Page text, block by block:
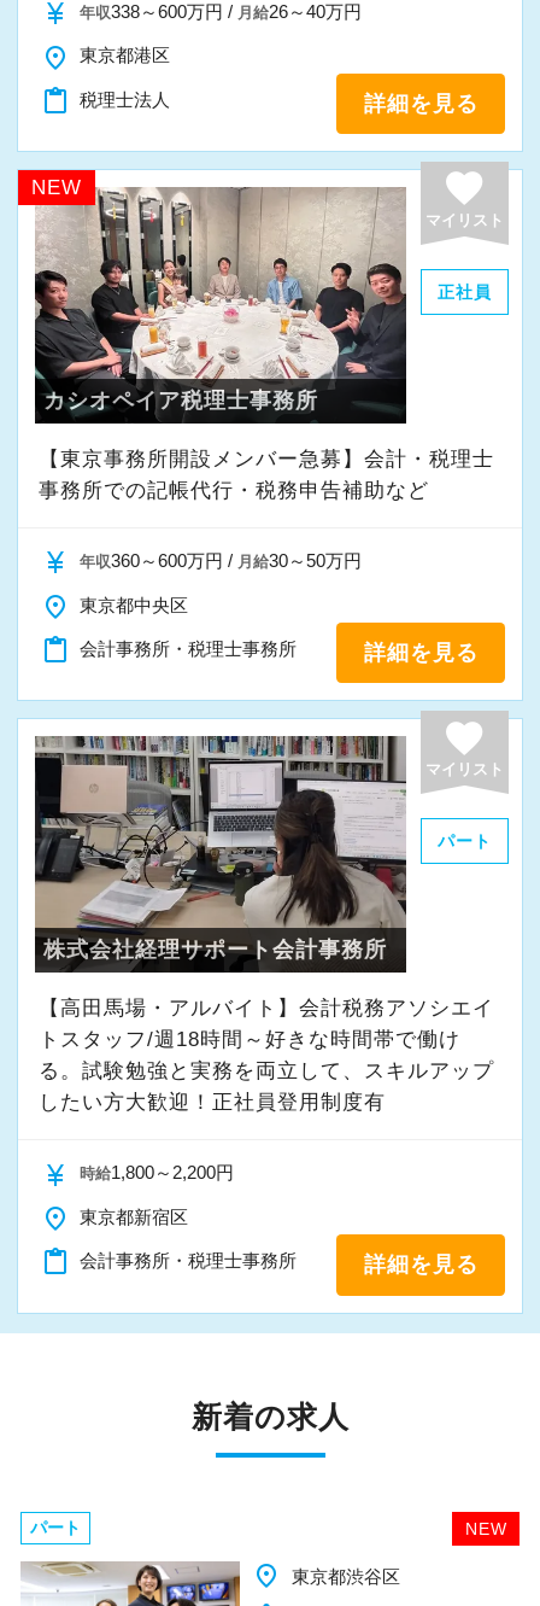
を感じながら、安心して長く働ける事務所であ
りたいと考えています。
私たちと一緒に成長しながら働いてみません
か。
ご応募をお待ちしております！
currency_yen 年収338～600万円 / 月給26～40万円
place 東京都港区
content_paste 税理士法人 詳細を見る
NEW favorite
マイリスト
正社員
カシオペイア税理士事務所
【東京事務所開設メンバー急募】会計・税理士
事務所での記帳代行・税務申告補助など
currency_yen 年収360～600万円 / 月給30～50万円
place 東京都中央区
content_paste 会計事務所・税理士事務所 詳細を見る
favorite
マイリスト
パート
株式会社経理サポート会計事務所
【高田馬場・アルバイト】会計税務アソシエイ
トスタッフ/週18時間～好きな時間帯で働け
る。試験勉強と実務を両立して、スキルアップ
したい方大歓迎！正社員登用制度有
currency_yen 時給1,800～2,200円
place 東京都新宿区
content_paste 会計事務所・税理士事務所 詳細を見る
新着の求人
NEW
パート
place 千葉県柏市